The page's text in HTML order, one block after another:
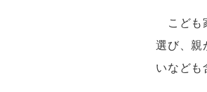
こども
選び、親
いなども